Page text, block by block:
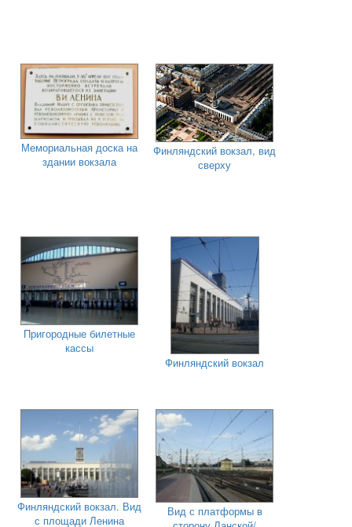
Мемориальная доска на
здании вокзала
Финляндский вокзал, вид
сверху
Пригородные билетные
кассы
Финляндский вокзал
Финляндский вокзал. Вид
с площади Ленина
Вид с платформы в